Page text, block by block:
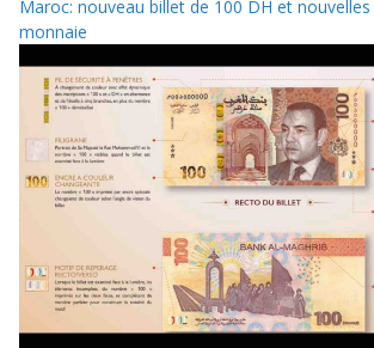
Maroc: nouveau billet de 100 DH et nouvelles
monnaie